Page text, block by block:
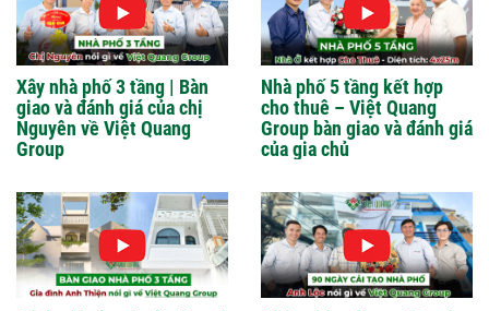
Xây nhà phố 3 tầng | Bàn
giao và đánh giá của chị
Nguyên về Việt Quang
Group
Nhà phố 5 tầng kết hợp
cho thuê – Việt Quang
Group bàn giao và đánh giá
của gia chủ